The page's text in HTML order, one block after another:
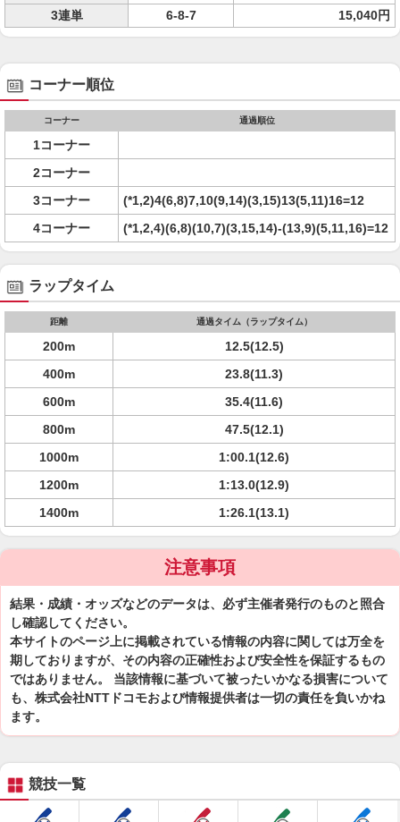
3連単
6-8-7 15,040円
コーナー順位
コーナー 通過順位
1コーナー
2コーナー
3コーナー
(*1,2)4(6,8)7,10(9,14)(3,15)13(5,11)16=12
4コーナー
(*1,2,4)(6,8)(10,7)(3,15,14)-(13,9)(5,11,16)=12
ラップタイム
距離 通過タイム（ラップタイム）
200m
12.5(12.5)
400m
23.8(11.3)
600m
35.4(11.6)
800m
47.5(12.1)
1000m
1:00.1(12.6)
1200m
1:13.0(12.9)
1400m
1:26.1(13.1)
注意事項
結果・成績・オッズなどのデータは、必ず主催者発行のものと照合
し確認してください。
本サイトのページ上に掲載されている情報の内容に関しては万全を
期しておりますが、その内容の正確性および安全性を保証するもの
ではありません。 当該情報に基づいて被ったいかなる損害について
も、株式会社NTTドコモおよび情報提供者は一切の責任を負いかね
ます。
競技一覧